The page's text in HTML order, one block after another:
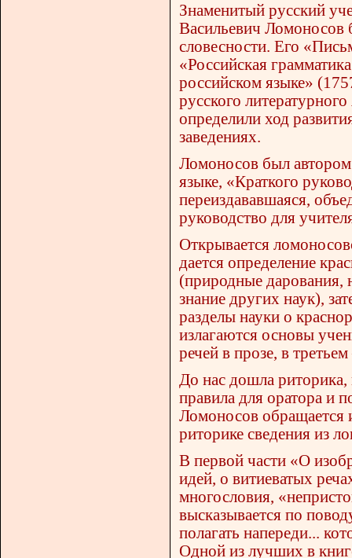
Знаменитый русский
Васильевич Ломоносов
словесности. Его
«Российская
российском языке»
русского
определили ход
заведениях.
Ломоносов был автором
языке, «Краткого
переиздававшаяся,
руководство для
Открывается
дается определение
(природные дарования,
знание других наук),
разделы науки о
излагаются основы
речей в прозе, в
До нас дошла риторика,
правила для оратора и
Ломоносов обращается
риторике сведения из
В первой части «О
идей, о витиеватых
многословия,
высказывается по
полагать напереди...
Одной из лучших в